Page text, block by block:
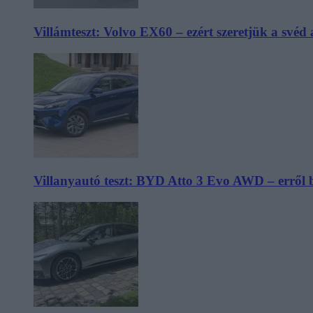
Villámteszt: Volvo EX60 – ezért szeretjük a svéd
Villanyautó teszt: BYD Atto 3 Evo AWD – erről